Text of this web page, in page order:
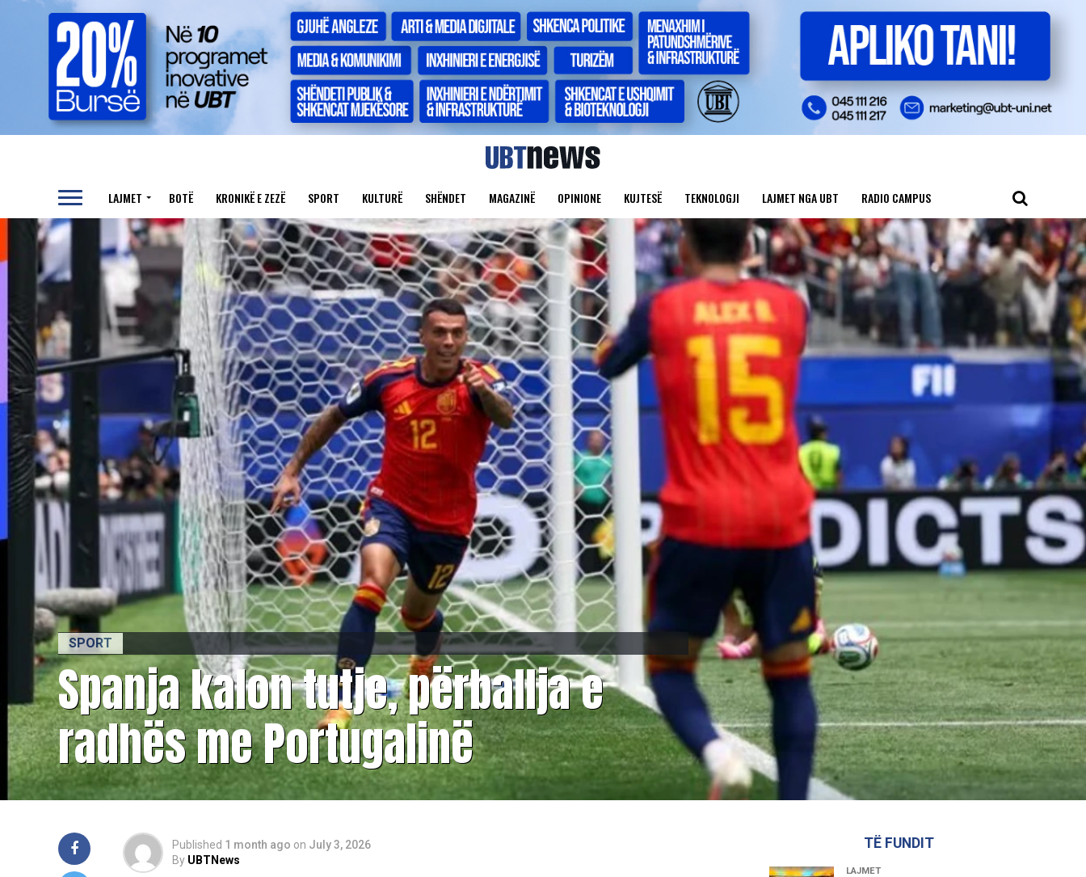
LAJMET BOTË KRONIKË E ZEZË SPORT KULTURË SHËNDET MAGAZINË OPINIONE KUJTESË TEKNOLOGJI LAJMET NGA UBT RADIO CAMPUS
SPORT
Spanja kalon tutje, përballja e
radhës me Portugalinë
Published 1 month ago on July 3, 2026
By UBTNews
TË FUNDIT
LAJMET